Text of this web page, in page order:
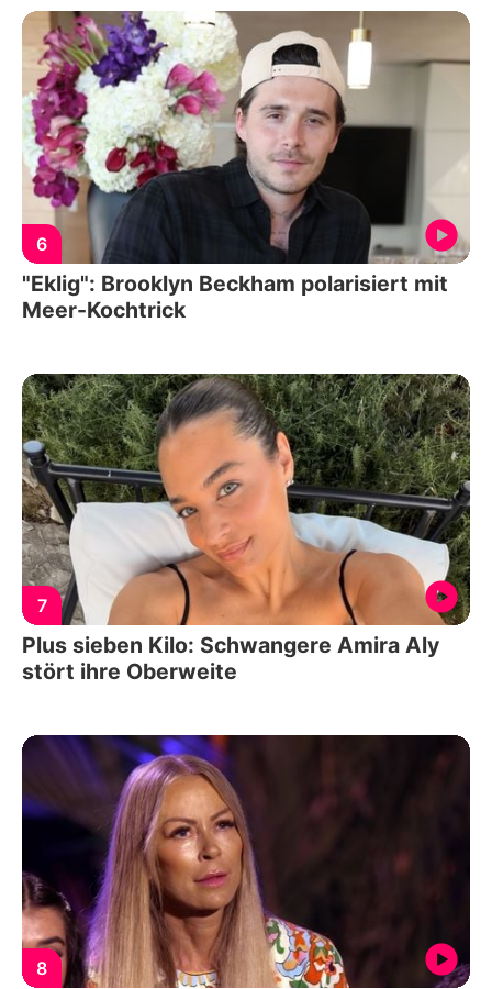
6
"Eklig": Brooklyn Beckham polarisiert mit
Meer-Kochtrick
7
Plus sieben Kilo: Schwangere Amira Aly
stört ihre Oberweite
8